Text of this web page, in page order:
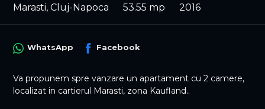
Marasti, Cluj-Napoca
53.55 mp 2016
WhatsApp Facebook
Va propunem spre vanzare un apartament cu 2 camere,
localizat in cartierul Marasti, zona Kaufland..